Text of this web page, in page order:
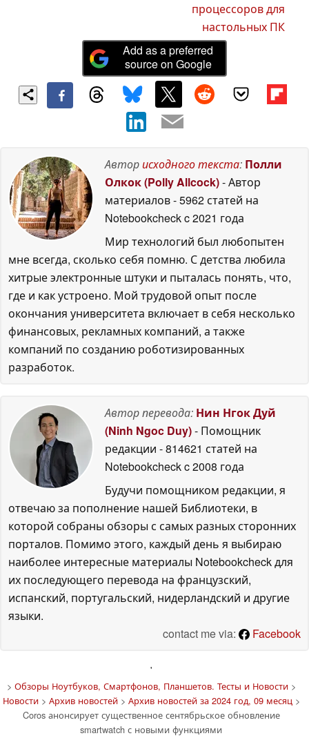
процессоров для
настольных ПК
Add as a preferred
source on Google
Авторисходного текста: Полли
Олкок (Polly Allcock)- Автор
материалов- 5962 статей на
Notebookcheckc 2021 года
Мир технологий был любопытен
мне всегда, сколько себя помню. С детства любила
хитрые электронные штуки и пыталась понять, что,
где и как устроено. Мой трудовой опыт после
окончания университета включает в себя несколько
финансовых, рекламных компаний, а также
компаний по созданию роботизированных
разработок.
Автор перевода: Нин Нгок Дуй
(Ninh Ngoc Duy)- Помощник
редакции - 814621 статей на
Notebookcheckc 2008 года
Будучи помощником редакции, я
отвечаю за пополнение нашей Библиотеки, в
которой собраны обзоры с самых разных сторонних
порталов. Помимо этого, каждый день я выбираю
наиболее интересные материалы Notebookcheck для
их последующего перевода на французский,
испанский, португальский, нидерландский и другие
языки.
contact me via:
Facebook
'
> Обзоры Ноутбуков, Смартфонов, Планшетов. Тесты и Новости>
Новости> Архив новостей> Архив новостей за 2024 год, 09 месяц >
Coros анонсирует существенное сентябрьское обновление
smartwatch с новыми функциями